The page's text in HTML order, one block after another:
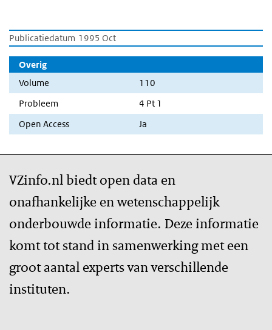
Publicatiedatum 1995 Oct
Overig
Volume
110
Probleem
4 Pt 1
Open Access
Ja
VZinfo.nl biedt open data en
onafhankelijke en wetenschappelijk
onderbouwde informatie. Deze informatie
komt tot stand in samenwerking met een
groot aantal experts van verschillende
instituten.